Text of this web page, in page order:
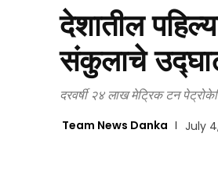
देशातील
संकुलाचे
दरवर्षी २४ लाख मेट्रिक टन
Team News Danka July